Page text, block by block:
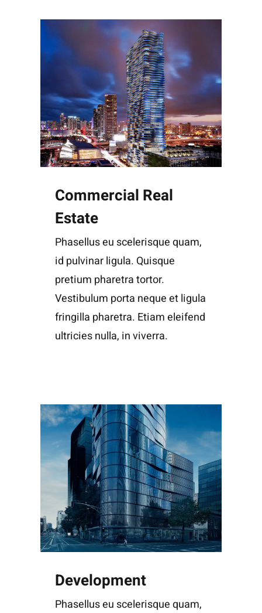
Commercial Real
Estate
Phasellus eu scelerisque quam,
id pulvinar ligula. Quisque
pretium pharetra tortor.
Vestibulum porta neque et ligula
fringilla pharetra. Etiam eleifend
ultricies nulla, in viverra.
Development
Phasellus eu scelerisque quam,